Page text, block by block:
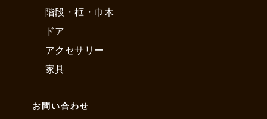
階段・框・巾木
ドア
アクセサリー
家具
お問い合わせ